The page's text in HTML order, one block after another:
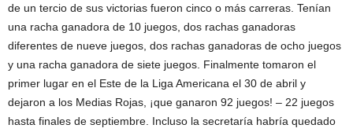
de un tercio de sus victorias fueron cinco o más carreras. Tenían
una racha ganadora de 10 juegos, dos rachas ganadoras
diferentes de nueve juegos, dos rachas ganadoras de ocho juegos
y una racha ganadora de siete juegos. Finalmente tomaron el
primer lugar en el Este de la Liga Americana el 30 de abril y
dejaron a los Medias Rojas, ¡que ganaron 92 juegos! – 22 juegos
hasta finales de septiembre. Incluso la secretaría habría quedado